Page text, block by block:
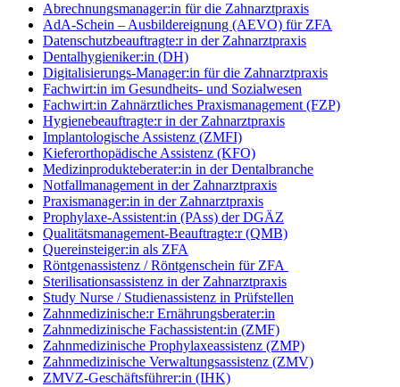
Abrechnungsmanager:in für die Zahnarztpraxis
AdA-Schein – Ausbildereignung (AEVO) für ZFA
Datenschutzbeauftragte:r in der Zahnarztpraxis
Dentalhygieniker:in (DH)
Digitalisierungs-Manager:in für die Zahnarztpraxis
Fachwirt:in im Gesundheits- und Sozialwesen
Fachwirt:in Zahnärztliches Praxismanagement (FZP)
Hygienebeauftragte:r in der Zahnarztpraxis
Implantologische Assistenz (ZMFI)
Kieferorthopädische Assistenz (KFO)
Medizinprodukteberater:in in der Dentalbranche
Notfallmanagement in der Zahnarztpraxis
Praxismanager:in in der Zahnarztpraxis
Prophylaxe-Assistent:in (PAss) der DGÄZ
Qualitätsmanagement-Beauftragte:r (QMB)
Quereinsteiger:in als ZFA
Röntgenassistenz / Röntgenschein für ZFA
Sterilisationsassistenz in der Zahnarztpraxis
Study Nurse / Studienassistenz in Prüfstellen
Zahnmedizinische:r Ernährungsberater:in
Zahnmedizinische Fachassistent:in (ZMF)
Zahnmedizinische Prophylaxeassistenz (ZMP)
Zahnmedizinische Verwaltungsassistenz (ZMV)
ZMVZ-Geschäftsführer:in (IHK)